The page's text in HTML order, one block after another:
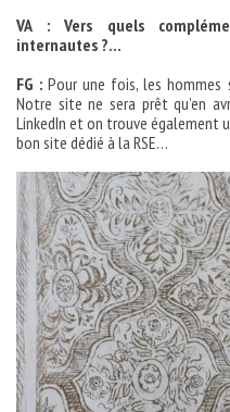
VA : Vers quels
internautes ?…
FG :Pour une fois, les
Notre site ne sera prêt qu’en
LinkedIn et on trouve également
bon site dédié à la RSE…